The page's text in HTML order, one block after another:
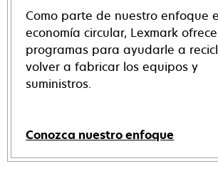
Como parte de nuestro enfoque
economía circular, Lexmark ofrece
programas para ayudarle a
volver a fabricar los equipos y
suministros.
Conozca nuestro enfoque